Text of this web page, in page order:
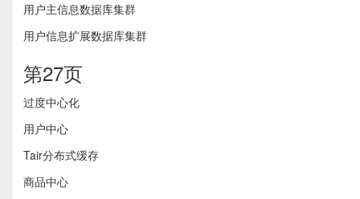
用户主信息数据库集群
用户信息扩展数据库集群
第27页
过度中心化
用户中心
Tair分布式缓存
商品中心